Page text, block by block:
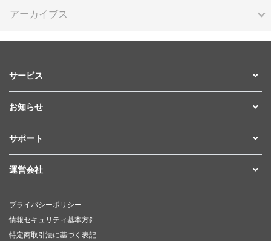
アーカイブス
サービス
お知らせ
サポート
運営会社
プライバシーポリシー
情報セキュリティ基本方針
特定商取引法に基づく表記